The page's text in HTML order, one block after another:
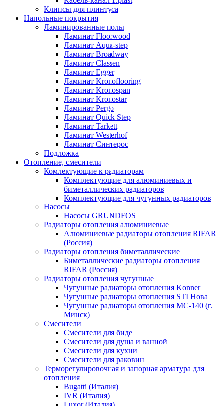
Клипсы для плинтуса
Напольные покрытия
Ламинированные полы
Ламинат Floorwood
Ламинат Aqua-step
Ламинат Broadway
Ламинат Classen
Ламинат Egger
Ламинат Kronoflooring
Ламинат Kronospan
Ламинат Kronostar
Ламинат Pergo
Ламинат Quick Step
Ламинат Tarkett
Ламинат Westerhof
Ламинат Синтерос
Подложка
Отопление, смесители
Комлектующие к радиаторам
Комплектующие для алюминиевых и
биметаллических радиаторов
Комплектующие для чугунных радиаторов
Насосы
Насосы GRUNDFOS
Радиаторы отопления алюминиевые
Алюминиевые радиаторы отопления RIFAR
(Россия)
Радиаторы отопления биметаллические
Биметаллические радиаторы отопления
RIFAR (Россия)
Радиаторы отопления чугунные
Чугунные радиаторы отопления Konner
Чугунные радиаторы отопления STI Нова
Чугунные радиаторы отопления МС-140 (г.
Минск)
Смесители
Смесители для биде
Смесители для душа и ванной
Смесители для кухни
Смесители для раковин
Терморегулировочная и запорная арматура для
отопления
Bugatti (Италия)
IVR (Италия)
Luxor (Италия)